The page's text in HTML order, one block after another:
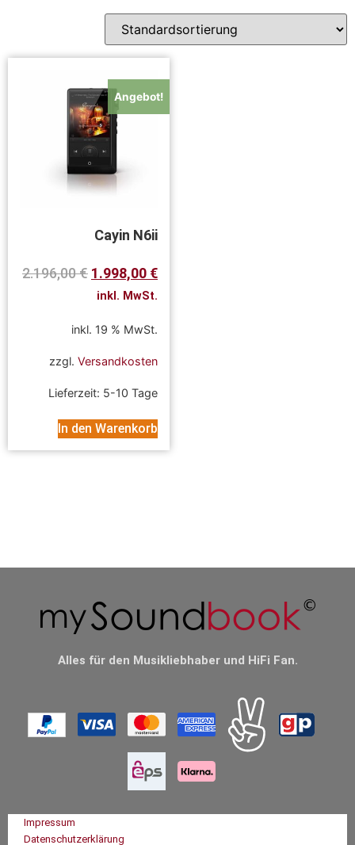
Angebot!
Cayin N6ii
2.196,00€ 1.998,00 €
inkl. MwSt.
inkl. 19 % MwSt.
zzgl. Versandkosten
Lieferzeit: 5-10 Tage
In den Warenkorb
Alles für den Musikliebhaber und HiFi Fan.
Impressum
Datenschutzerklärung